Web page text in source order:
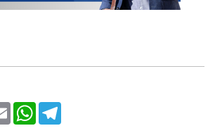
EmailWhatsApp